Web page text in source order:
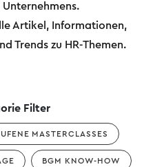
Unternehmens.
Artikel, Informationen,
Trends zu HR-Themen.
Filter
MASTERCLASSES
BGM KNOW-HOW